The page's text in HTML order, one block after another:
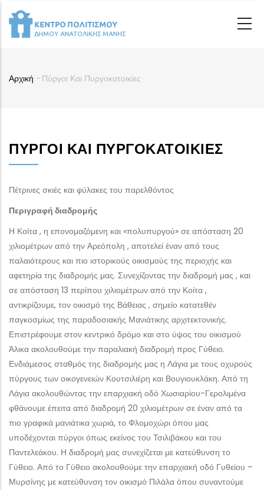
Παράκαμψη
προς
Breadcrumb
Αρχική - Πύργοι Και Πυργοκατοικίες
ΠΎΡΓΟΙ ΚΑΙ ΠΥΡΓΟΚΑΤΟΙΚΊΕΣ
Πέτρινες σκιές και φύλακες του παρελθόντος
Περιγραφή διαδρομής
Η Κοίτα , η επονομαζόμενη και «πολυπυργού» σε απόσταση 20
χιλιομέτρων από την Αρεόπολη , αποτελεί έναν από τους
παλαιότερους και πιο ιστορικούς οικισμούς της περιοχής και
αφετηρία της διαδρομής μας. Συνεχίζοντας την διαδρομή μας , και
σε απόσταση 13 περίπου χιλιομέτρων από την Κοίτα ,
αντικρίζουμε, τον οικισμό της Βάθειας , σημείο κατατεθέν
παγκοσμίως της παραδοσιακής Μανιάτικης αρχιτεκτονικής.
Επιστρέφουμε στον κεντρικό δρόμο και στο ύψος του οικισμού
Άλικα ακολουθούμε την παραλιακή διαδρομή προς Γύθειο.
Ενδιάμεσος σταθμός της διαδρομής μας η Λάγια με τους οχυρούς
πύργους των οικογενειών Κουτσιλιέρη και Βουγιουκλάκη. Από τη
Λάγια ακολουθώντας την επαρχιακή οδό Χωσιαρίου-Γερολιμένα
φθάνουμε έπειτα από διαδρομή 20 χιλιομέτρων σε έναν από τα
πιο γραφικά μανιάτικα χωριά, το Φλομοχώρι όπου μας
υποδέχονται πύργοι όπως εκείνος του Τσιλιβάκου και του
Παντελεάκου. Η διαδρομή μας συνεχίζεται με κατεύθυνση το
Γύθειο. Από το Γύθειο ακολουθούμε την επαρχιακή οδό Γυθείου –
Μυρσίνης με κατεύθυνση τον οικισμό Πιλάλα όπου συναντούμε